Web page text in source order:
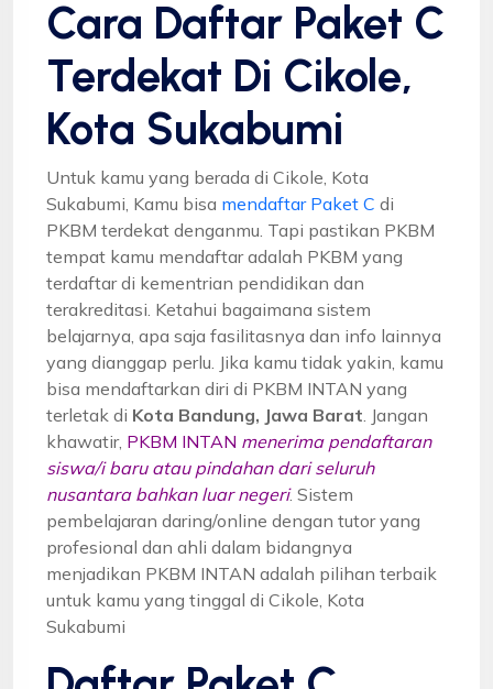
Cara Daftar Paket C
Terdekat Di Cikole,
Kota Sukabumi
Untuk kamu yang berada di Cikole, Kota
Sukabumi, Kamu bisa mendaftar Paket C di
PKBM terdekat denganmu. Tapi pastikan PKBM
tempat kamu mendaftar adalah PKBM yang
terdaftar di kementrian pendidikan dan
terakreditasi. Ketahui bagaimana sistem
belajarnya, apa saja fasilitasnya dan info lainnya
yang dianggap perlu. Jika kamu tidak yakin, kamu
bisa mendaftarkan diri di PKBM INTAN yang
terletak di Kota Bandung, Jawa Barat . Jangan
khawatir, PKBM INTAN menerima pendaftaran
siswa/i baru atau pindahan dari seluruh
nusantara bahkan luar negeri. Sistem
pembelajaran daring/online dengan tutor yang
profesional dan ahli dalam bidangnya
menjadikan PKBM INTAN adalah pilihan terbaik
untuk kamu yang tinggal di Cikole, Kota
Sukabumi